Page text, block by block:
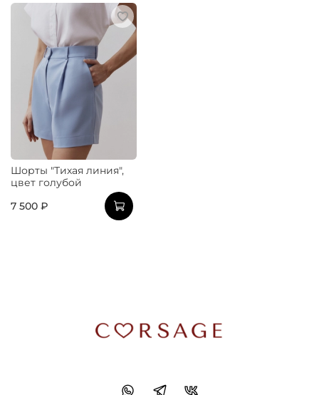
Шорты "Тихая линия",
цвет голубой
7 500 ₽